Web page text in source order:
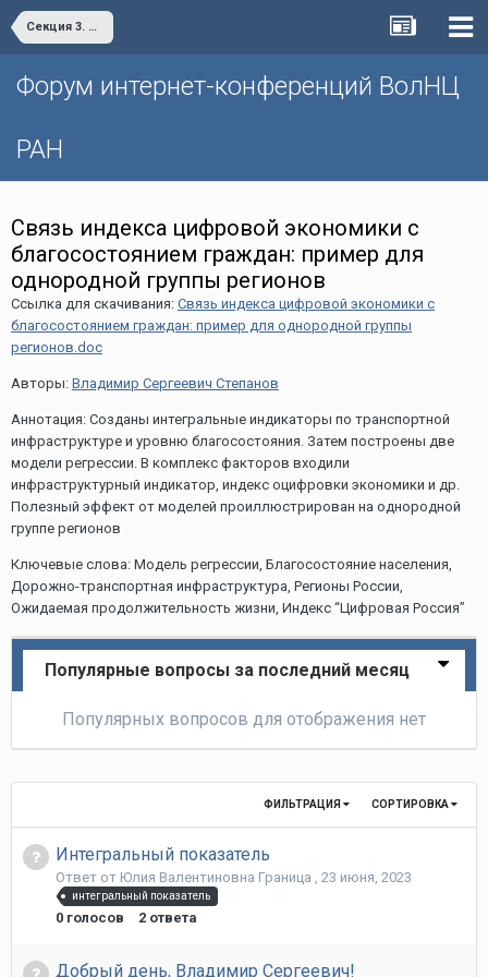
Секция 3. Цифровая экономика: современные вызовы и возможности развития
Форум интернет-конференций ВолНЦ
РАН
Связь индекса цифровой экономики с
благосостоянием граждан: пример для
однородной группы регионов
Ссылка для скачивания: Связь индекса цифровой экономики с
благосостоянием граждан: пример для однородной группы
регионов.doc
Авторы: Владимир Сергеевич Степанов
Аннотация: Созданы интегральные индикаторы по транспортной
инфраструктуре и уровню благосостояния. Затем построены две
модели регрессии. В комплекс факторов входили
инфраструктурный индикатор, индекс оцифровки экономики и др.
Полезный эффект от моделей проиллюстрирован на однородной
группе регионов
Ключевые слова: Модель регрессии, Благосостояние населения,
Дорожно-транспортная инфраструктура, Регионы России,
Ожидаемая продолжительность жизни, Индекс “Цифровая Россия”
Популярные вопросы за последний месяц
Популярных вопросов для отображения нет
СОРТИРОВКА
ФИЛЬТРАЦИЯ
Интегральный показатель
Ответ от Юлия Валентиновна Граница , 23 июня, 2023
интегральный показатель
0 голосов 2 ответа
Добрый день, Владимир Сергеевич!